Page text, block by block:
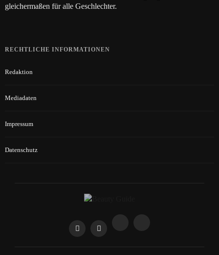
gleichermaßen für alle Geschlechter.
RECHTLICHE INFORMATIONEN
Redaktion
Mediadaten
Impressum
Datenschutz